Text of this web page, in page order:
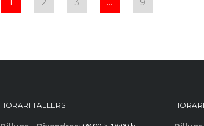
1 2 3 … 9
HORARI TALLERS